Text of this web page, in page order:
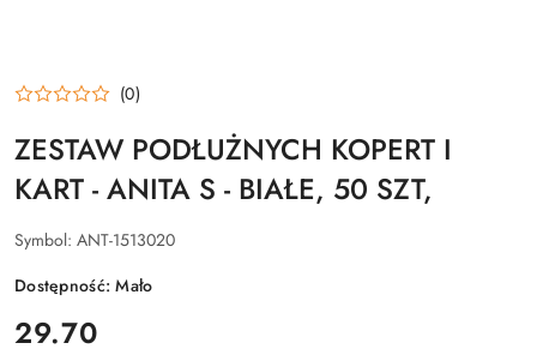
(0)
ZESTAW PODŁUŻNYCH KOPERT I
KART - ANITA S - BIAŁE, 50 SZT,
Symbol: ANT-1513020
Dostępność:Mało
cena:
29.70